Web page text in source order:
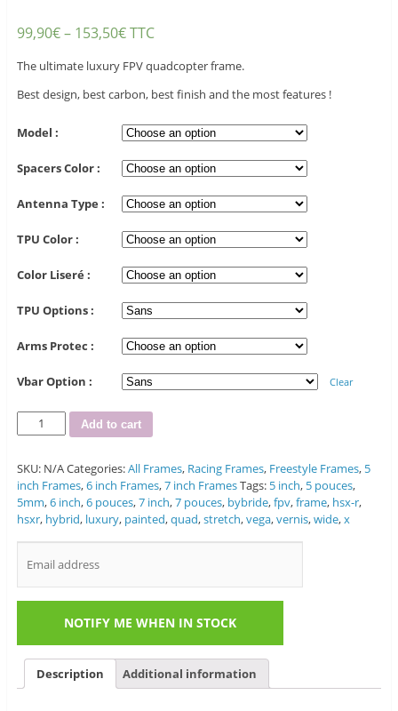
99,90€– 153,50€TTC
The ultimate luxury FPV quadcopter frame.
Best design, best carbon, best finish and the most features !
Model :
Spacers Color :
Antenna Type :
TPU Color :
Color Liseré :
TPU Options :
Arms Protec :
Vbar Option : Clear
Quantity Add to cart
SKU: N/ACategories:All Frames, Racing Frames, Freestyle Frames, 5
inch Frames,6 inch Frames,7 inch FramesTags: 5 inch, 5 pouces,
5mm,6 inch,6 pouces,7 inch,7 pouces, bybride,fpv,frame, hsx-r,
hsxr, hybrid, luxury, painted,quad,stretch,vega,vernis,wide,x
Description Additional information